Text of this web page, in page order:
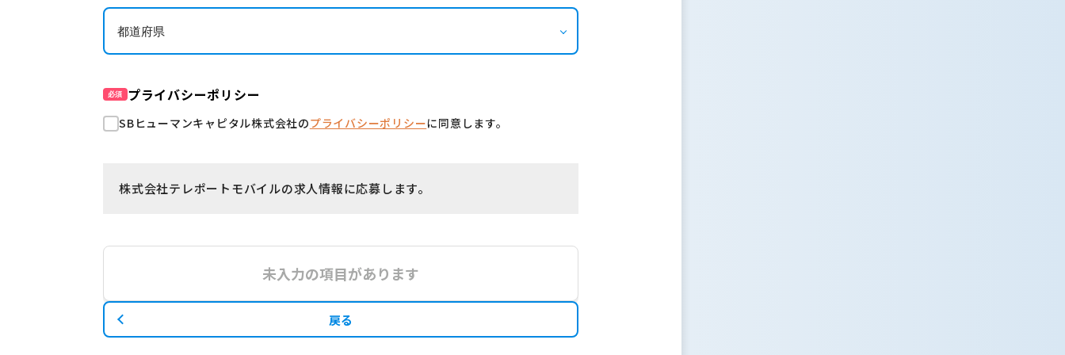
必須 プライバシーポリシー
SBヒューマンキャピタル株式会社のプライバシーポリシーに同意します。
株式会社テレポートモバイルの求人情報に応募します。
未入力の項目があります
戻る